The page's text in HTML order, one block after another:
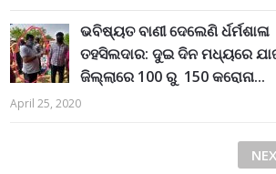
ଭବିଷ୍ୟତ ବାଣୀ ଦେଲେଣି ର୍ଧର୍ମଶାଳା
ତହସିଲଦାର: ଦୁଇ ଦିନ ମଧ୍ୟରେ
ଜିଲ୍ଲାରେ 100 ରୁ 150 କରୋନା...
April 25, 2020